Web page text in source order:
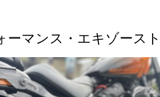
ーマンス・エキゾース